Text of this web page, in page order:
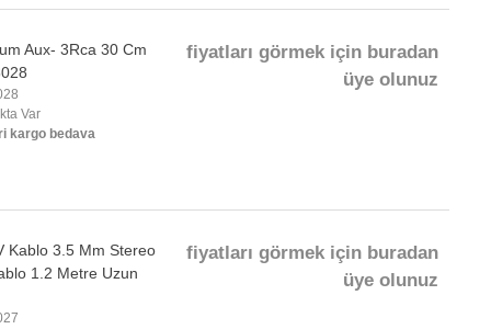
Aux- 3Rca 30 Cm
Var
kargo bedava
fiyatları görmek için buradan
üye olunuz
Kablo 3.5 Mm Stereo
1.2 Metre Uzun
fiyatları görmek için buradan
üye olunuz